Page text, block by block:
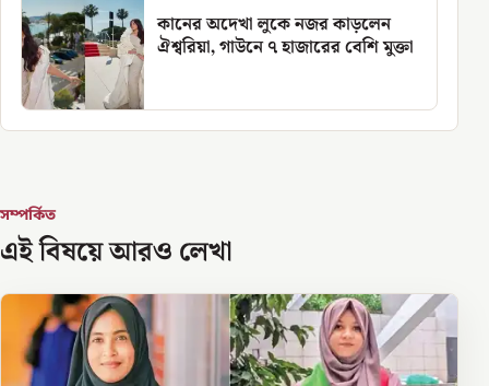
কানের অদেখা লুকে নজর কাড়লেন
ঐশ্বরিয়া, গাউনে ৭ হাজারের বেশি মুক্তা
সম্পর্কিত
এই বিষয়ে আরও লেখা